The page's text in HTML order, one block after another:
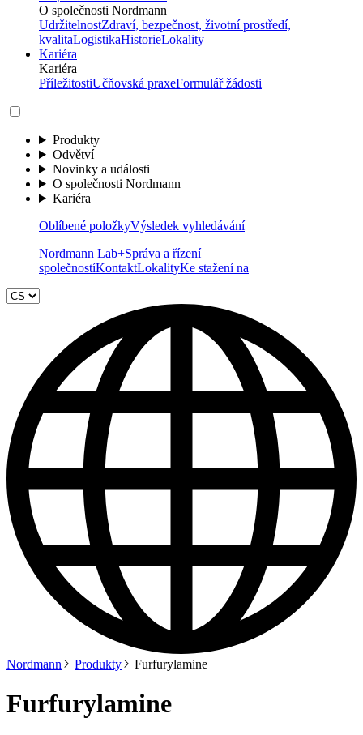
O společnosti Nordmann
UdržitelnostZdraví, bezpečnost, životní prostředí,
kvalitaLogistikaHistorieLokality
Kariéra
Kariéra
PříležitostiUčňovská praxeFormulář žádosti
Produkty
Odvětví
Novinky a události
O společnosti Nordmann
Kariéra
Oblíbené položkyVýsledek vyhledávání
Nordmann Lab+Správa a řízení
společnostíKontaktLokalityKe stažení na
Nordmann Produkty Furfurylamine
Furfurylamine